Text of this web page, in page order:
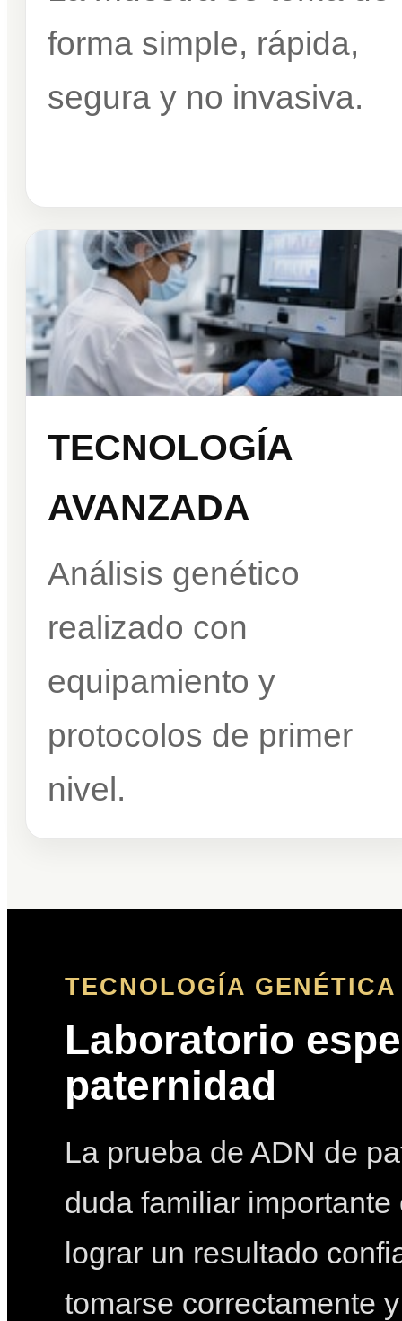
forma simple, rápida,
segura y no invasiva.
TECNOLOGÍA
AVANZADA
Análisis genético
realizado con
equipamiento y
protocolos de primer
nivel.
TECNOLOGÍA
Laboratorio
paternidad
La prueba de ADN de
duda familiar
lograr un resultado
tomarse correctamente